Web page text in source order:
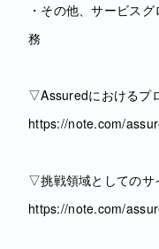
・その他、サービス
務
▽Assuredにおけるプ
https://note.com/
▽挑戦領域としてのサ
https://note.com/